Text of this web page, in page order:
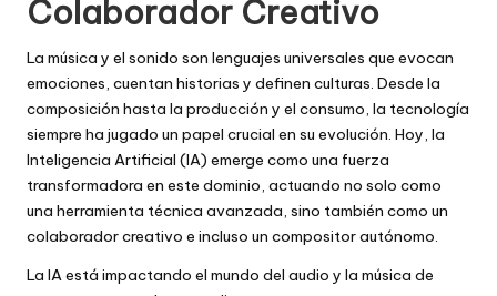
Colaborador Creativo
La música y el sonido son lenguajes universales que evocan
emociones, cuentan historias y definen culturas. Desde la
composición hasta la producción y el consumo, la tecnología
siempre ha jugado un papel crucial en su evolución. Hoy, la
Inteligencia Artificial (IA) emerge como una fuerza
transformadora en este dominio, actuando no solo como
una herramienta técnica avanzada, sino también como un
colaborador creativo e incluso un compositor autónomo.
La IA está impactando el mundo del audio y la música de